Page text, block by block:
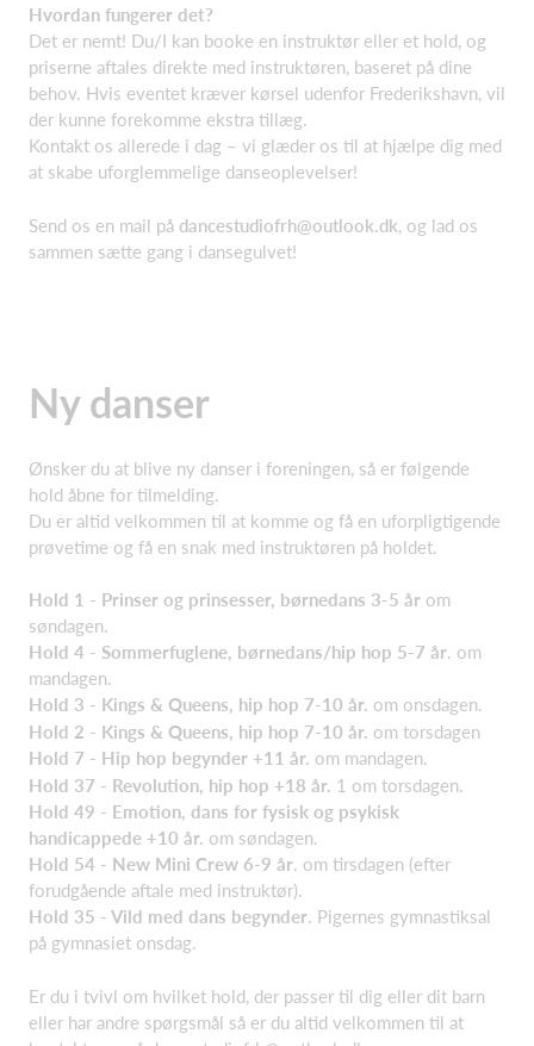
Hvordan fungerer det?
Det er nemt! Du/I kan booke en instruktør eller et hold, og
priserne aftales direkte med instruktøren, baseret på dine
behov. Hvis eventet kræver kørsel udenfor Frederikshavn, vil
der kunne forekomme ekstra tillæg.
Kontakt os allerede i dag – vi glæder os til at hjælpe dig med
at skabe uforglemmelige danseoplevelser!
Send os en mail på dancestudiofrh@outlook.dk, og lad os
sammen sætte gang i dansegulvet!
Ny danser
Ønsker du at blive ny danser i foreningen, så er følgende
hold åbne for tilmelding.
Du er altid velkommen til at komme og få en uforpligtigende
prøvetime og få en snak med instruktøren på holdet.
Hold 1 - Prinser og prinsesser, børnedans 3-5 år om
søndagen.
Hold 4 - Sommerfuglene, børnedans/hip hop 5-7 år. om
mandagen.
Hold 3 - Kings & Queens, hip hop 7-10 år. om onsdagen.
Hold 2 - Kings & Queens, hip hop 7-10 år. om torsdagen
Hold 7 - Hip hop begynder +11 år. om mandagen.
Hold 37 - Revolution, hip hop +18 år. 1 om torsdagen.
Hold 49 - Emotion, dans for fysisk og psykisk
handicappede +10 år. om søndagen.
Hold 54 - New Mini Crew 6-9 år. om tirsdagen (efter
forudgående aftale med instruktør).
Hold 35 - Vild med dans begynder. Pigernes gymnastiksal
på gymnasiet onsdag.
Er du i tvivl om hvilket hold, der passer til dig eller dit barn
eller har andre spørgsmål så er du altid velkommen til at